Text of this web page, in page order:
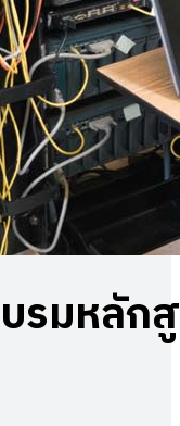
รมหลัก